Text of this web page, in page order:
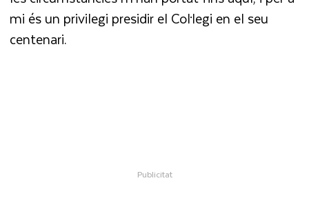
mi és un privilegi presidir el Col·legi en el seu
centenari.